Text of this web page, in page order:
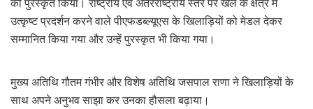
को पुरस्कृत किया। राष्ट्रीय एवं अंतरराष्ट्रीय स्तर पर खेल के क्षेत्र में
उत्कृष्ट प्रदर्शन करने वाले पीएफडब्ल्यूएस के खिलाड़ियों को मेडल देकर
सम्मानित किया गया और उन्हें पुरस्कृत भी किया गया।
मुख्य अतिथि गौतम गंभीर और विशेष अतिथि जसपाल राणा ने खिलाड़ियों के
साथ अपने अनुभव साझा कर उनका हौसला बढ़ाया।